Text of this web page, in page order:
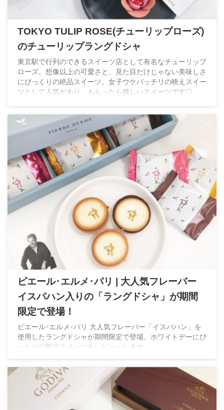
TOKYO TULIP ROSE(チューリップローズ)
のチューリップラングドシャ
東京駅で行列のできるスイーツ店として有名なチューリップ
ローズ。想像以上の可愛さと、見た目だけじゃない美味しさ
にびっくりの絶品スイーツ。女子ウケバッチリの映えスイー
ツとして人気があり、もらったら嬉しいスイーツです♡
ピエール･エルメ･パリ | 大人気フレーバー
イスパハン入りの「ラングドシャ」が期間
限定で登場！
ピエール･エルメ･パリ 大人気フレーバー「イスパハン」を
使用したラングドシャが期間限定で登場。ホワイトデーにぴ
ったりの限定スイーツをレビューします。